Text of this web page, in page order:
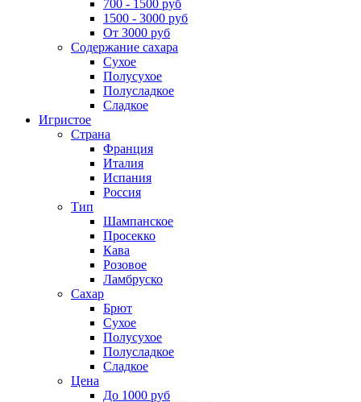
700 - 1500 руб
1500 - 3000 руб
От 3000 руб
Содержание сахара
Сухое
Полусухое
Полусладкое
Сладкое
Игристое
Страна
Франция
Италия
Испания
Россия
Тип
Шампанское
Просекко
Кава
Розовое
Ламбруско
Сахар
Брют
Сухое
Полусухое
Полусладкое
Сладкое
Цена
До 1000 руб